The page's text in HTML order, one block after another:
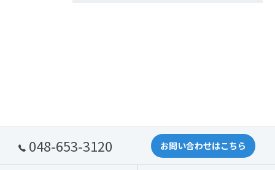
048-653-3120 お問い合わせはこちら